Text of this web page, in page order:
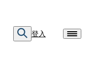
登入